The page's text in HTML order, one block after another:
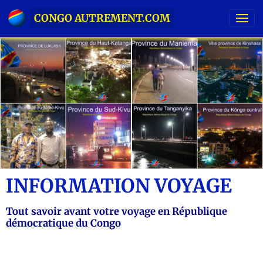
CONGO AUTREMENT.COM
INFORMATION VOYAGE
Tout savoir avant votre voyage en République
démocratique du Congo